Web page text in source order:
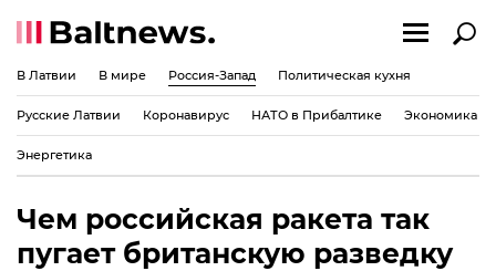
В Латвии В мире Россия-Запад Политическая кухня
Русские Латвии Коронавирус НАТО в Прибалтике Экономика
Энергетика
Чем российская ракета так
пугает британскую разведку